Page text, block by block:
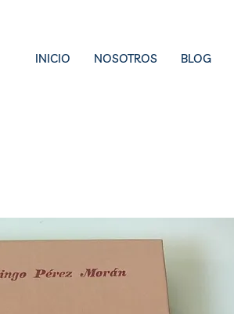
INICIO NOSOTROS BLOG